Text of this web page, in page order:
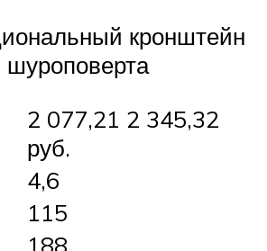
кронштейн
2 077,21 2 345,32
руб.
4,6
115
188